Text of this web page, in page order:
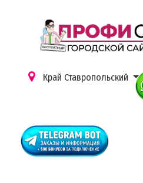
Край Ставропольский